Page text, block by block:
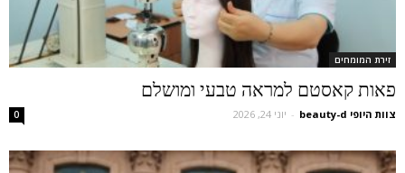
זירת המומחים
פאות קאסטם למראה טבעי ומושלם
צוות היופי beauty-d - יוני 24, 2026 0